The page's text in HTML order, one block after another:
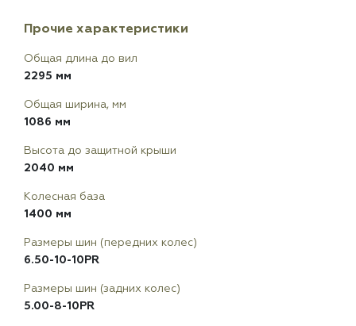
Прочие характеристики
Общая длина до вил
2295 мм
Общая ширина, мм
1086 мм
Высота до защитной крыши
2040 мм
Колесная база
1400 мм
Размеры шин (передних колес)
6.50-10-10PR
Размеры шин (задних колес)
5.00-8-10PR